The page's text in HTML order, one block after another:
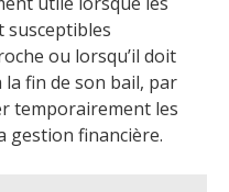
susceptibles
ou lorsqu’il doit
la fin de son bail, par
temporairement les
gestion financière.